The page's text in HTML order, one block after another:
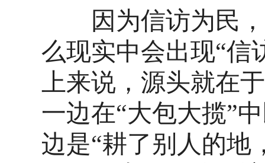
因为信访为民，
么现实中会出现“信
上来说，源头就在
一边在“大包大揽”
边是“耕了别人的地